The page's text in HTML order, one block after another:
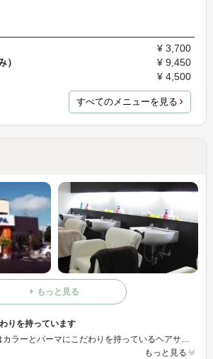
¥ 3,700
）
¥ 9,450
¥ 4,500
すべてのメニューを見る
もっと見る
りを持っています
「Pa.Za.Pa.鯖江店」はカラーとパーマにこだわりを持っているヘアサロン☆カラーは天然素材にこだわっています◇ハーブカラーやヘナカラーなどを使用しているので、髪や頭皮を傷つけることなく、キレイに仕上がります○●パーマはたんぱく質など髪に必要な成分を配合しているので、髪にダメージを与えることなく、パーマなどをかけることが出来ます♪
もっと見る